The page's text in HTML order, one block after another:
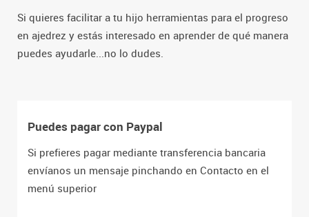
Si quieres facilitar a tu hijo herramientas para el progreso
en ajedrez y estás interesado en aprender de qué manera
puedes ayudarle...no lo dudes.
Puedes pagar con Paypal
Si prefieres pagar mediante transferencia bancaria
envíanos un mensaje pinchando en Contacto en el
menú superior